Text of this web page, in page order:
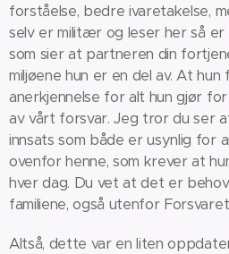
forståelse, bedre ivaretakelse,
selv er militær og leser her så er
som sier at partneren din
miljøene hun er en del av. At
anerkjennelse for alt hun gjør
av vårt forsvar. Jeg tror du ser
innsats som både er usynlig for
ovenfor henne, som krever at
hver dag. Du vet at det er
familiene, også utenfor
Altså, dette var en liten